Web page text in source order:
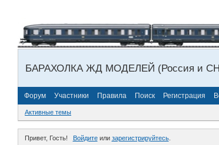
БАРАХОЛКА ЖД МОДЕЛЕЙ (Россия и
Форум Участники Правила Поиск Регистрация
Активные темы
Привет, Гость! Войдитеили зарегистрируйтесь.